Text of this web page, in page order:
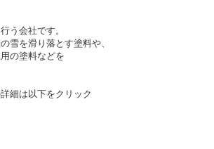
う会社です。
雪を滑り落とす塗料や、
の塗料などを
細は以下をクリック